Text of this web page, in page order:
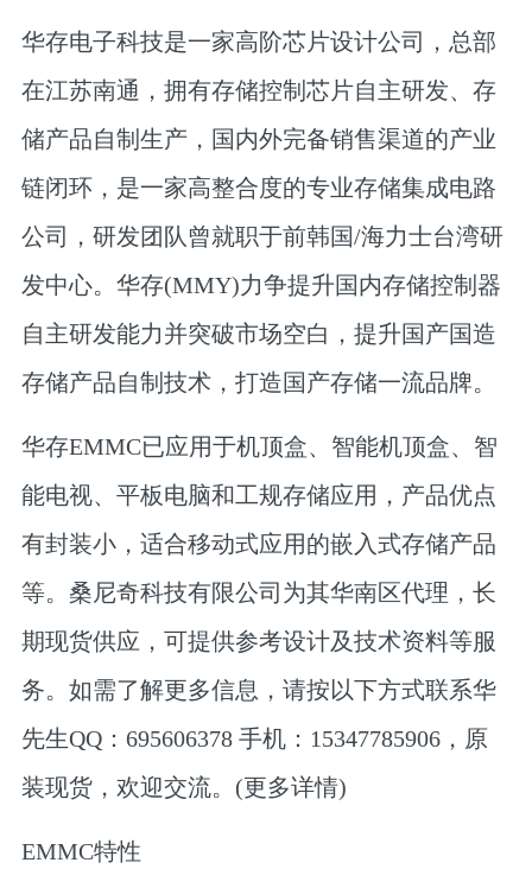
华存电子科技是一家高阶芯片设计公司，总部
在江苏南通，拥有存储控制芯片自主研发、存
储产品自制生产，国内外完备销售渠道的产业
链闭环，是一家高整合度的专业存储集成电路
公司，研发团队曾就职于前韩国/海力士台湾研
发中心。华存(MMY)力争提升国内存储控制器
自主研发能力并突破市场空白，提升国产国造
存储产品自制技术，打造国产存储一流品牌。
华存EMMC已应用于机顶盒、智能机顶盒、智
能电视、平板电脑和工规存储应用，产品优点
有封装小，适合移动式应用的嵌入式存储产品
等。桑尼奇科技有限公司为其华南区代理，长
期现货供应，可提供参考设计及技术资料等服
务。如需了解更多信息，请按以下方式联系华
先生QQ：695606378 手机：15347785906，原
装现货，欢迎交流。(更多详情)
EMMC特性